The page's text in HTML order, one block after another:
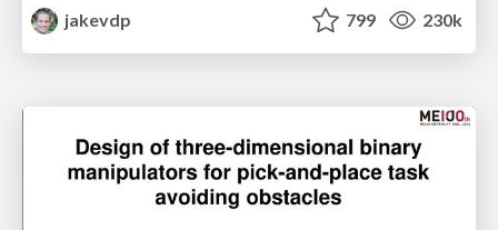
jakevdp
799 230k